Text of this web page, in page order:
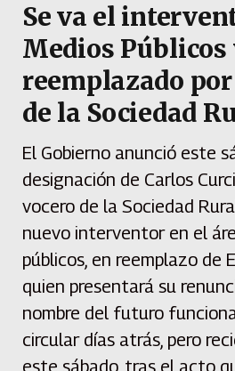
Se va el
Medios Públicos
reemplazado
de la Sociedad
El Gobierno anunció este
designación de Carlos
vocero de la Sociedad
nuevo interventor en el
públicos, en reemplazo de
quien presentará su
nombre del futuro
circular días atrás, pero